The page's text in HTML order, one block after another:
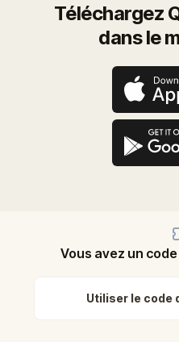
Téléchargez
dans le
Vous avez un
Utiliser le code